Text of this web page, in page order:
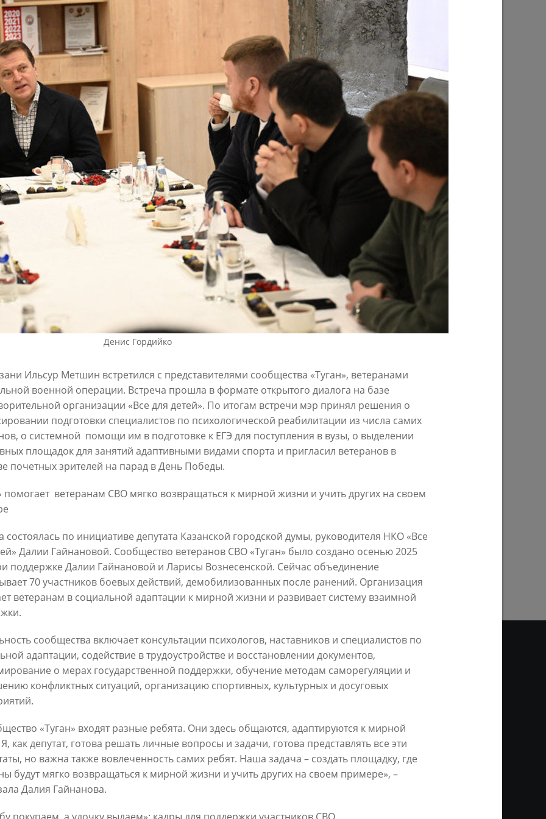
«Мы начали
инфраструктуру
для многодетных семей»
В Казани выбрали лучшего
общественного воспитателя 2026 года
Ильсур Метшин: «Надеюсь, парковый
вандализм скоро уйдет в прошлое»
03/08/2026
волне» в Казани выступят
Николай Расторгуев,
Филипп Киркоров
И.Метшин: «В Салават Купере
строится один из самых больших
инклюзивных центров «Доброй
Казани»»
Ильсур Метшин о строительстве
Центра спорта «Физра»: «Сюда
хочется прийти после работы и
заняться спортом»
29/07/2026
«Общее количество
но до 60
выездов в день – это все
много»
В Казани отремонтируют в этом году
15,6 км сетей «Водоканала»
27/07/2026
В Казани предпринимателям начнут
предоставлять субсидии на
строительство пунктов приема
27/07/2026
ПРЕДЫДУЩАЯ СТРАНИЦА
Денис Гордийко
Ильсур Метшин встретился с представителями сообщества «Туган», ветеранами
военной операции. Встреча прошла в формате открытого диалога на базе
организации «Все для детей». По итогам встречи мэр принял решения о
подготовки специалистов по психологической реабилитации из числа самих
о системной помощи им в подготовке к ЕГЭ для поступления в вузы, о выделении
площадок для занятий адаптивными видами спорта и пригласил ветеранов в
почетных зрителей на парад в День Победы.
помогает ветеранам СВО мягко возвращаться к мирной жизни и учить других на своем
состоялась по инициативе депутата Казанской городской думы, руководителя НКО «Все
Далии Гайнановой. Сообщество ветеранов СВО «Туган» было создано осенью 2025
поддержке Далии Гайнановой и Ларисы Вознесенской. Сейчас объединение
70 участников боевых действий, демобилизованных после ранений. Организация
ветеранам в социальной адаптации к мирной жизни и развивает систему взаимной
сообщества включает консультации психологов, наставников и специалистов по
адаптации, содействие в трудоустройстве и восстановлении документов,
о мерах государственной поддержки, обучение методам саморегуляции и
конфликтных ситуаций, организацию спортивных, культурных и досуговых
«Туган» входят разные ребята. Они здесь общаются, адаптируются к мирной
как депутат, готова решать личные вопросы и задачи, готова представлять все эти
но важна также вовлеченность самих ребят. Наша задача – создать площадку, где
будут мягко возвращаться к мирной жизни и учить других на своем примере», –
Далия Гайнанова.
Официальный сайт Мэра Казани
ПЕРВОГО ЛИЦА
сайта Мэра Казани могут быть воспроизведены в любых средствах массовой информации, на серверах
иных носителях без каких-либо ограничений по объему и срокам публикации. Условием перепечатки и
ссылка на первоисточник (в случае копирования информации портала в сети Интернет - интерактивная
согласия на перепечатку со стороны информационного агентства «Город Казань KZN.RU» и пресс-службы
Мэрии Казани не требуется.